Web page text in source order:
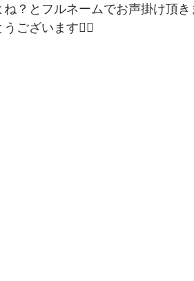
ね？とフルネームでお声掛け頂
ございます🙇‍♀️